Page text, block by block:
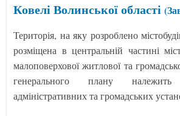
Ковелі Волинської області
Територія, на яку розроблено
розміщена в центральній частині
малоповерхової житлової та
генерального плану
адміністративних та громадських